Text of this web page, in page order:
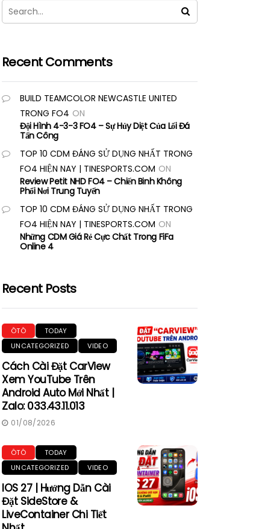
Recent Comments
BUILD TEAMCOLOR NEWCASTLE UNITED
TRONG FO4 ON
Đội Hình 4-3-3 FO4 – Sự Hủy Diệt Của Lối Đá
Tấn Công
TOP 10 CDM ĐÁNG SỬ DỤNG NHẤT TRONG
FO4 HIỆN NAY | TINESPORTS.COM ON
Review Petit NHD FO4 – Chiến Binh Không
Phổi Nơi Trung Tuyến
TOP 10 CDM ĐÁNG SỬ DỤNG NHẤT TRONG
FO4 HIỆN NAY | TINESPORTS.COM ON
Những CDM Giá Rẻ Cực Chất Trong FiFa
Online 4
Recent Posts
ÔTÔ
TODAY
UNCATEGORIZED
VIDEO
Cách Cài Đặt CarView
Xem YouTube Trên
Android Auto Mới Nhất |
Zalo: 033.43.11.013
01/08/2026
ÔTÔ
TODAY
UNCATEGORIZED
VIDEO
IOS 27 | Hướng Dẫn Cài
Đặt SideStore &
LiveContainer Chi Tiết